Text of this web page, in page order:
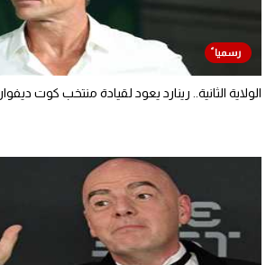
الولاية الثانية.. رينارد يعود لقيادة منتخب كوت ديفوار